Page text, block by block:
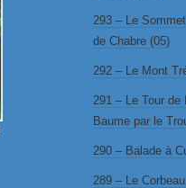
293 – Le
de Chabre (05)
292 – Le Mont
291 – Le Tour de
Baume par le
290 – Balade à
289 – Le